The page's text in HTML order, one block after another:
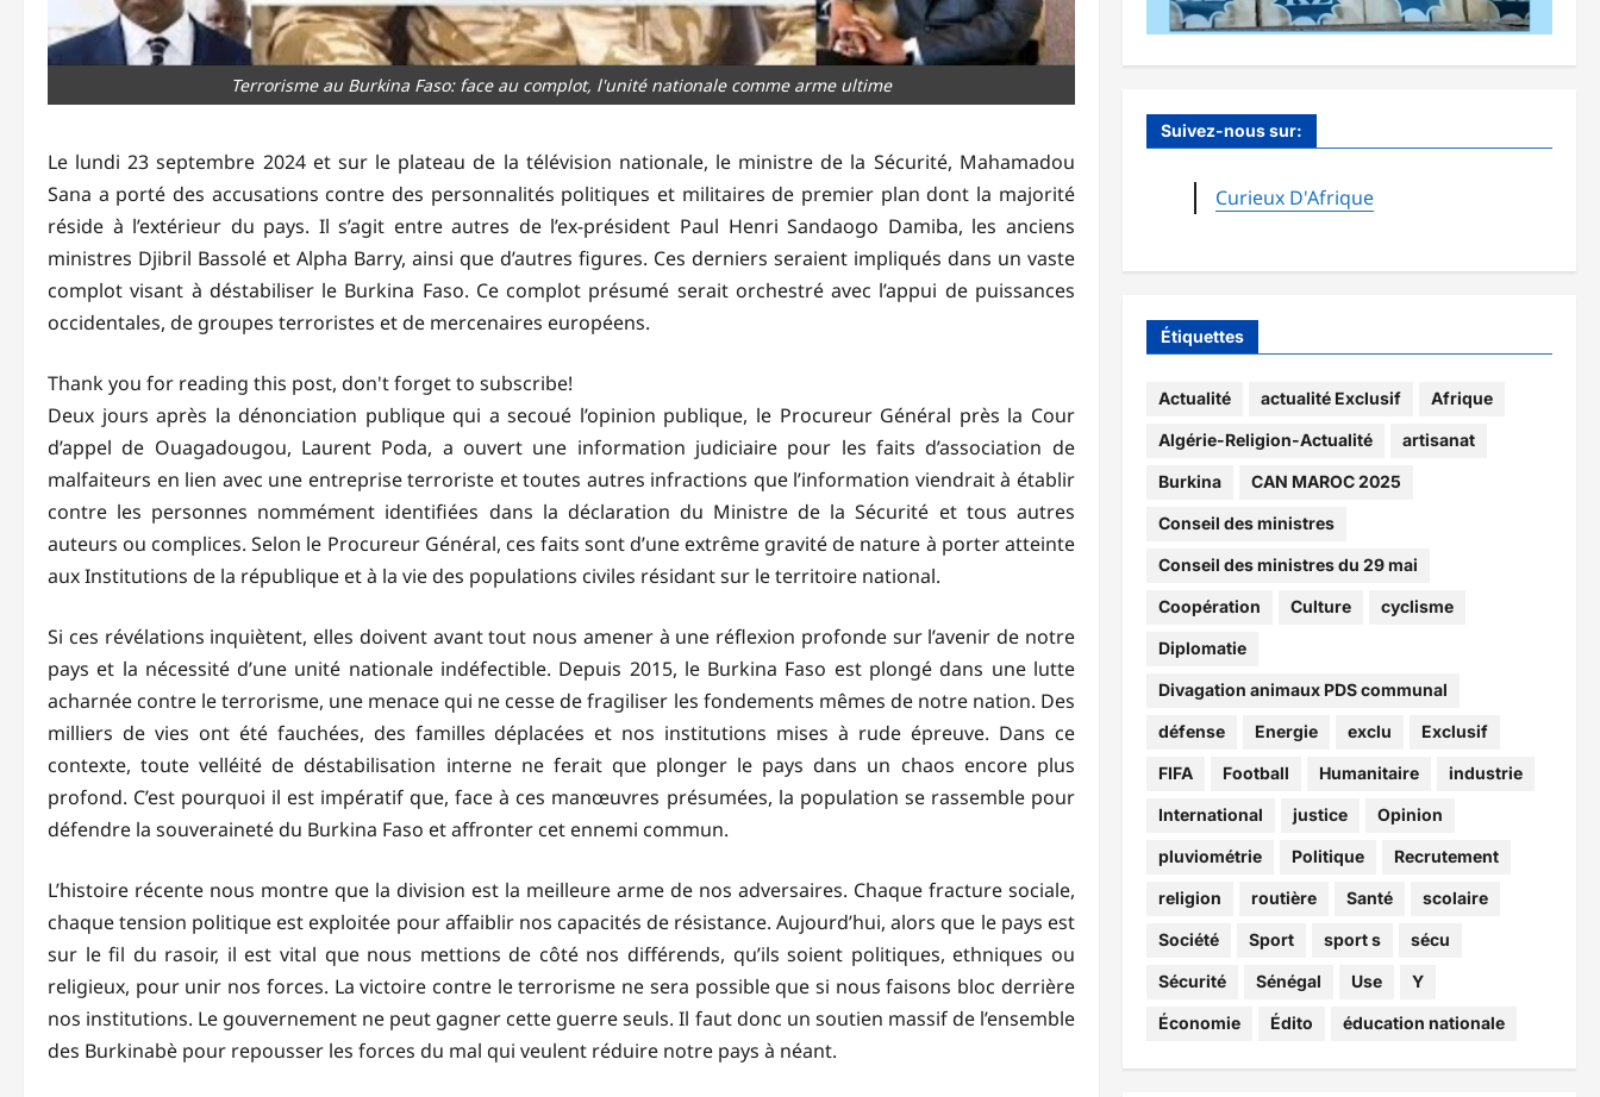
Terrorisme au Burkina Faso: face au complot, l'unité nationale comme arme ultime
Le lundi 23 septembre 2024 et sur le plateau de la télévision nationale, le ministre de la Sécurité, Mahamadou
Sana a porté des accusations contre des personnalités politiques et militaires de premier plan dont la majorité
réside à l’extérieur du pays. Il s’agit entre autres de l’ex-président Paul Henri Sandaogo Damiba, les anciens
ministres Djibril Bassolé et Alpha Barry, ainsi que d’autres figures. Ces derniers seraient impliqués dans un vaste
complot visant à déstabiliser le Burkina Faso. Ce complot présumé serait orchestré avec l’appui de puissances
occidentales, de groupes terroristes et de mercenaires européens.
Thank you for reading this post, don't forget to subscribe!
Deux jours après la dénonciation publique qui a secoué l’opinion publique, le Procureur Général près la Cour
d’appel de Ouagadougou, Laurent Poda, a ouvert une information judiciaire pour les faits d’association de
malfaiteurs en lien avec une entreprise terroriste et toutes autres infractions que l’information viendrait à établir
contre les personnes nommément identifiées dans la déclaration du Ministre de la Sécurité et tous autres
auteurs ou complices. Selon le Procureur Général, ces faits sont d’une extrême gravité de nature à porter atteinte
aux Institutions de la république et à la vie des populations civiles résidant sur le territoire national.
Si ces révélations inquiètent, elles doivent avant tout nous amener à une réflexion profonde sur l’avenir de notre
pays et la nécessité d’une unité nationale indéfectible. Depuis 2015, le Burkina Faso est plongé dans une lutte
acharnée contre le terrorisme, une menace qui ne cesse de fragiliser les fondements mêmes de notre nation. Des
milliers de vies ont été fauchées, des familles déplacées et nos institutions mises à rude épreuve. Dans ce
contexte, toute velléité de déstabilisation interne ne ferait que plonger le pays dans un chaos encore plus
profond. C’est pourquoi il est impératif que, face à ces manœuvres présumées, la population se rassemble pour
défendre la souveraineté du Burkina Faso et affronter cet ennemi commun.
L’histoire récente nous montre que la division est la meilleure arme de nos adversaires. Chaque fracture sociale,
chaque tension politique est exploitée pour affaiblir nos capacités de résistance. Aujourd’hui, alors que le pays est
sur le fil du rasoir, il est vital que nous mettions de côté nos différends, qu’ils soient politiques, ethniques ou
religieux, pour unir nos forces. La victoire contre le terrorisme ne sera possible que si nous faisons bloc derrière
nos institutions. Le gouvernement ne peut gagner cette guerre seuls. Il faut donc un soutien massif de l’ensemble
des Burkinabè pour repousser les forces du mal qui veulent réduire notre pays à néant.
Suivez-nous sur:
Curieux D'Afrique
Étiquettes
Actualité actualité Exclusif Afrique
Algérie-Religion-Actualité artisanat
Burkina CAN MAROC 2025
Conseil des ministres
Conseil des ministres du 29 mai
Coopération Culture cyclisme
Diplomatie
Divagation animaux PDS communal
défense Energie exclu Exclusif
FIFA Football Humanitaire industrie
International justice Opinion
pluviométrie Politique Recrutement
religion routière Santé scolaire
Société Sport sport s sécu
Sécurité Sénégal Use Y
Économie Édito éducation nationale